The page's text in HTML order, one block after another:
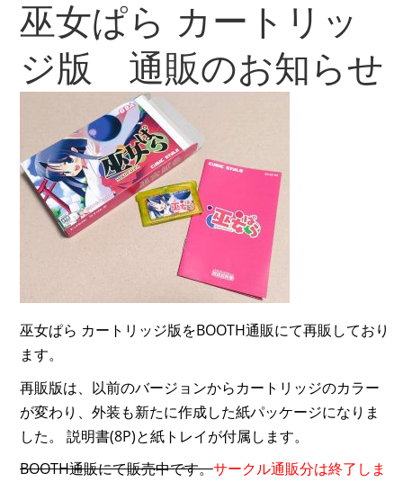
巫女ぱら カートリッ
ジ版 通販のお知らせ
巫女ぱら カートリッジ版をBOOTH通販にて再販しており
ます。
再販版は、以前のバージョンからカートリッジのカラー
が変わり、外装も新たに作成した紙パッケージになりま
した。 説明書(8P)と紙トレイが付属します。
BOOTH通販にて販売中です。サークル通販分は終了しま